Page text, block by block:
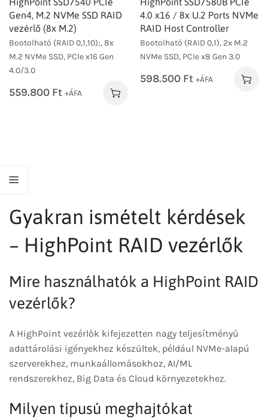
Gen4, M.2 NVMe SSD RAID
vezérlő (8x M.2)
Bootolható (RAID 0,1,10);, 8x
M.2 NVMe SSD, PCIe x16 Gen
4.0/3.0
559.800 Ft +ÁFA
4.0 x16 / 8x U.2 Ports NVMe
RAID Host Controller
Bootolható (RAID 0,1), 2x M.2
NVMe SSD, PCIe x8 Gen 3.0
598.500 Ft +ÁFA
Gyakran ismételt kérdések
– HighPoint RAID vezérlők
Mire használhatók a HighPoint RAID
vezérlők?
A HighPoint vezérlők kifejezetten nagy teljesítményű
adattárolási igényekhez készültek, például NVMe-alapú
szerverekhez, munkaállomásokhoz, AI/ML
rendszerekhez, Big Data és Cloud környezetekhez.
Milyen típusú meghajtókat